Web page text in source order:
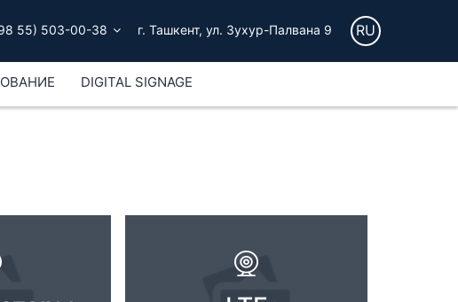
55) 503-00-38 г. Ташкент, ул. Зухур-Палвана 9 RU
DIGITAL SIGNAGE